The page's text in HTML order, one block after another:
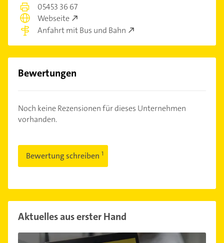
05453 36 67
Webseite
Anfahrt mit Bus und Bahn
Bewertungen
Noch keine Rezensionen für dieses Unternehmen
vorhanden.
Bewertung schreiben
Aktuelles aus erster Hand